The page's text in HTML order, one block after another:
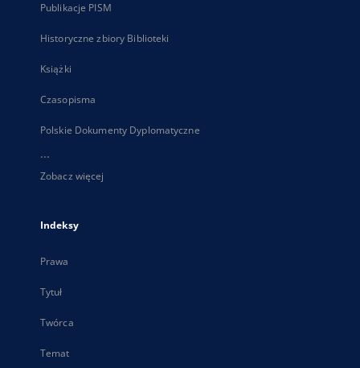
Publikacje PISM
Historyczne zbiory Biblioteki
Książki
Czasopisma
Polskie Dokumenty Dyplomatyczne
...
Zobacz więcej
Indeksy
Prawa
Tytuł
Twórca
Temat